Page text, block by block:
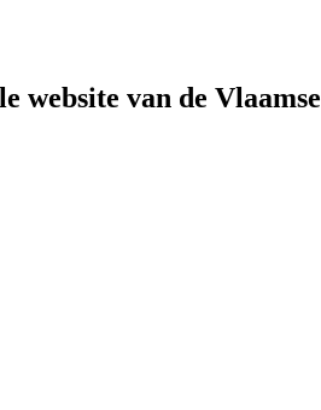
website van de